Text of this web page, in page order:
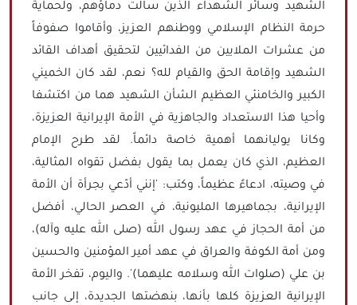
الشهيد وسائر الشهداء الذين سالت دماؤهم، ولحماية
حرمة النظام الإسلامي ووطنهم العزيز، وأقاموا صفوفاً
من عشرات الملايين من الفدائيين لتحقيق أهداف القائد
الشهيد وإقامة الحق والقيام لله؟ نعم، لقد كان الخميني
الكبير والخامنئي العظيم الشأن الشهيد هما من اكتشفا
وأحيا هذا الاستعداد والجاهزية في الأمة الإيرانية العزيزة،
وكانا يوليانهما أهمية خاصة دائماً. لقد طرح الإمام
العظيم، الذي كان يعمل بما يقول بفضل تقواه المثالية،
في وصيته، ادعاءً عظيماً، وكتب: 'إنني أدّعي بجرأة أن الأمة
الإيرانية، بجماهيرها المليونية، في العصر الحالي، أفضل
من أمة الحجاز في عهد رسول الله (صلى الله عليه وآله)،
ومن أمة الكوفة والعراق في عهد أمير المؤمنين والحسين
بن علي (صلوات الله وسلامه عليهما)'. واليوم، تفخر الأمة
الإيرانية العزيزة كلها بأنها، بنهضتها الجديدة، إلى جانب